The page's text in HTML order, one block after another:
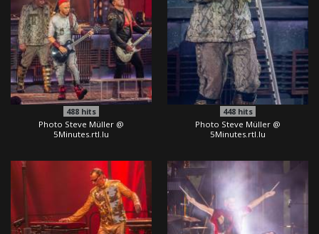
488hits
Photo Steve Müller @
5Minutes.rtl.lu
448 hits
Photo Steve Müller @
5Minutes.rtl.lu